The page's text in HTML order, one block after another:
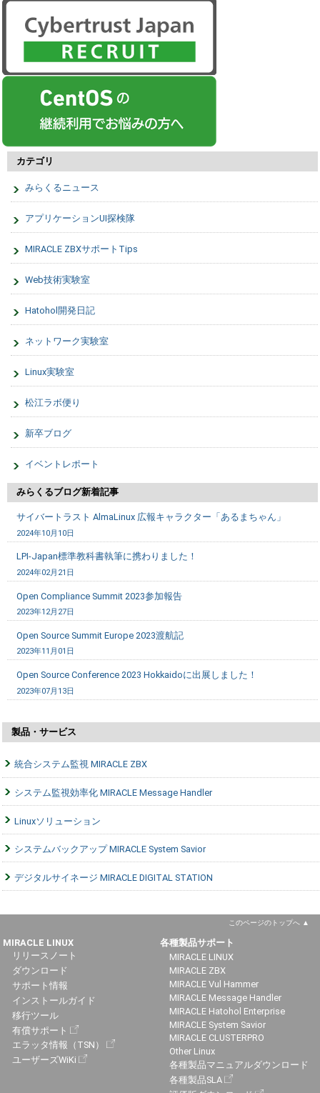
カテゴリ
みらくるニュース
アプリケーションUI探検隊
MIRACLE ZBXサポートTips
Web技術実験室
Hatohol開発日記
ネットワーク実験室
Linux実験室
松江ラボ便り
新卒ブログ
イベントレポート
みらくるブログ新着記事
サイバートラスト AlmaLinux 広報キャラクター「あるまちゃん」
2024年10月10日
LPI-Japan標準教科書執筆に携わりました！
2024年02月21日
Open Compliance Summit 2023参加報告
2023年12月27日
Open Source Summit Europe 2023渡航記
2023年11月01日
Open Source Conference 2023 Hokkaidoに出展しました！
2023年07月13日
製品・サービス
統合システム監視 MIRACLE ZBX
システム監視効率化 MIRACLE Message Handler
Linuxソリューション
システムバックアップ MIRACLE System Savior
デジタルサイネージ MIRACLE DIGITAL STATION
このページのトップへ
MIRACLE LINUX
リリースノート
ダウンロード
サポート情報
インストールガイド
移行ツール
有償サポート
エラッタ情報（TSN）
ユーザーズWiKi
各種製品サポート
MIRACLE LINUX
MIRACLE ZBX
MIRACLE Vul Hammer
MIRACLE Message Handler
MIRACLE Hatohol Enterprise
MIRACLE System Savior
MIRACLE CLUSTERPRO
Other Linux
各種製品マニュアルダウンロード
各種製品SLA